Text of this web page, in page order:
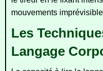
mouvements
Les
Langage